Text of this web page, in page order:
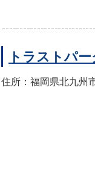
トラストパ
住所：福岡県北九州